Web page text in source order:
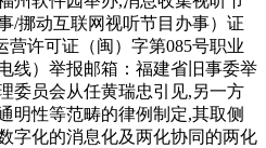
/挪动互联网视听节目办事）证
营许可证（闽）字第085号职业
线）举报邮箱：福建省旧事委举
委员会从任黄瑞忠引见,另一方
明性等范畴的律例制定,其取侧
字化的消息化及两化协同的两化